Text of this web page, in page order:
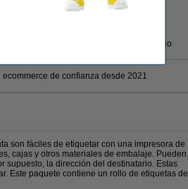
En almacén externo
ecommerce de confianza desde 2021
son fáciles de etiquetar con una impresora de
cajas y otros materiales de embalaje. Pueden
supuesto, la dirección del destinatario. Estas
Este paquete contiene un rollo de etiquetas de